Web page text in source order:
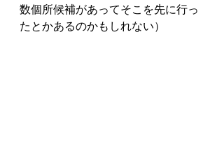
数個所候補があってそこを先に行っ
たとかあるのかもしれない）